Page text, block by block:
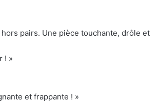
pairs. Une pièce touchante, drôle et
! »
et frappante ! »